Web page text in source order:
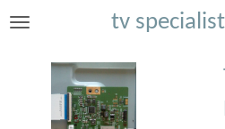
Ga
hoofdinhoud
tv